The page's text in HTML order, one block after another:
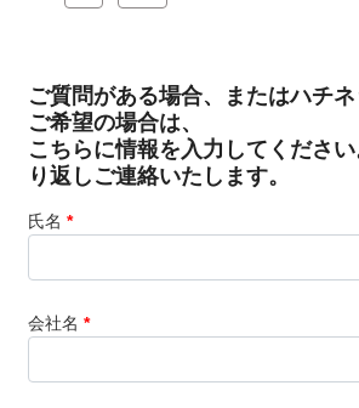
ご質問がある場合、またはハチ
ご希望の場合は、
こちらに情報を入力してくださ
り返しご連絡いたします。
氏名 *
会社名 *